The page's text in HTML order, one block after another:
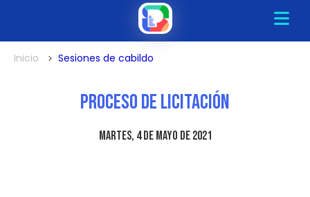
Inicio Sesiones de cabildo
Proceso de Licitación
martes, 4 de mayo de 2021